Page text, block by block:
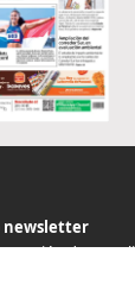
newsletter
de